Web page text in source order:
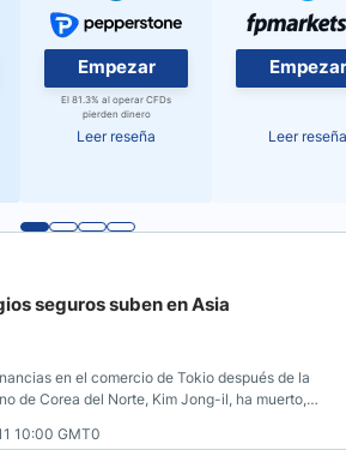
Empezar
El 81.3% al operar CFDs
pierden dinero
Leer reseña
Empezar
Leer reseña
seguros suben en Asia
en el comercio de Tokio después de la
de Corea del Norte, Kim Jong-il, ha muerto,
refugio seguro. Como se informó a las 12:45
10:00 GMT0